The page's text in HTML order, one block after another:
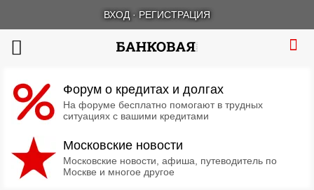
ВХОД · РЕГИСТРАЦИЯ
Форум о кредитах и долгах
На форуме бесплатно помогают в трудных
ситуациях с вашими кредитами
Московские новости
Московские новости, афиша, путеводитель по
Москве и многое другое